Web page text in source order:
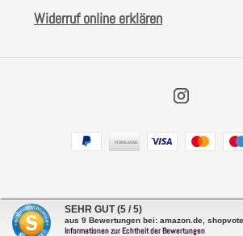
Widerruf online erklären
SEHR GUT (5 / 5)
aus 9 Bewertungen bei: amazon.de,
Informationen zur Echtheit der Bewertungen